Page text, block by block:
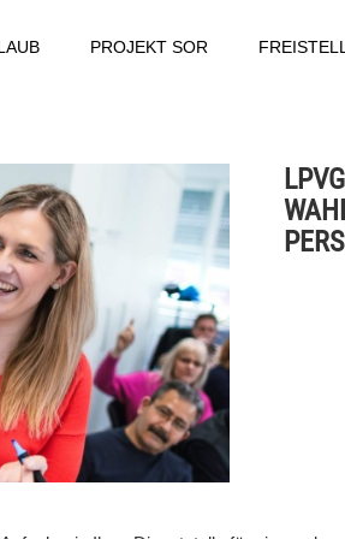
PROJEKT SOR